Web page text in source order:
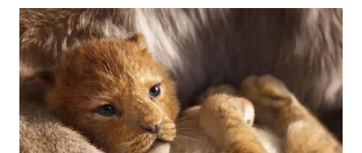
DANAU
TOBA
WN
NIAS
WN
LANGKAT